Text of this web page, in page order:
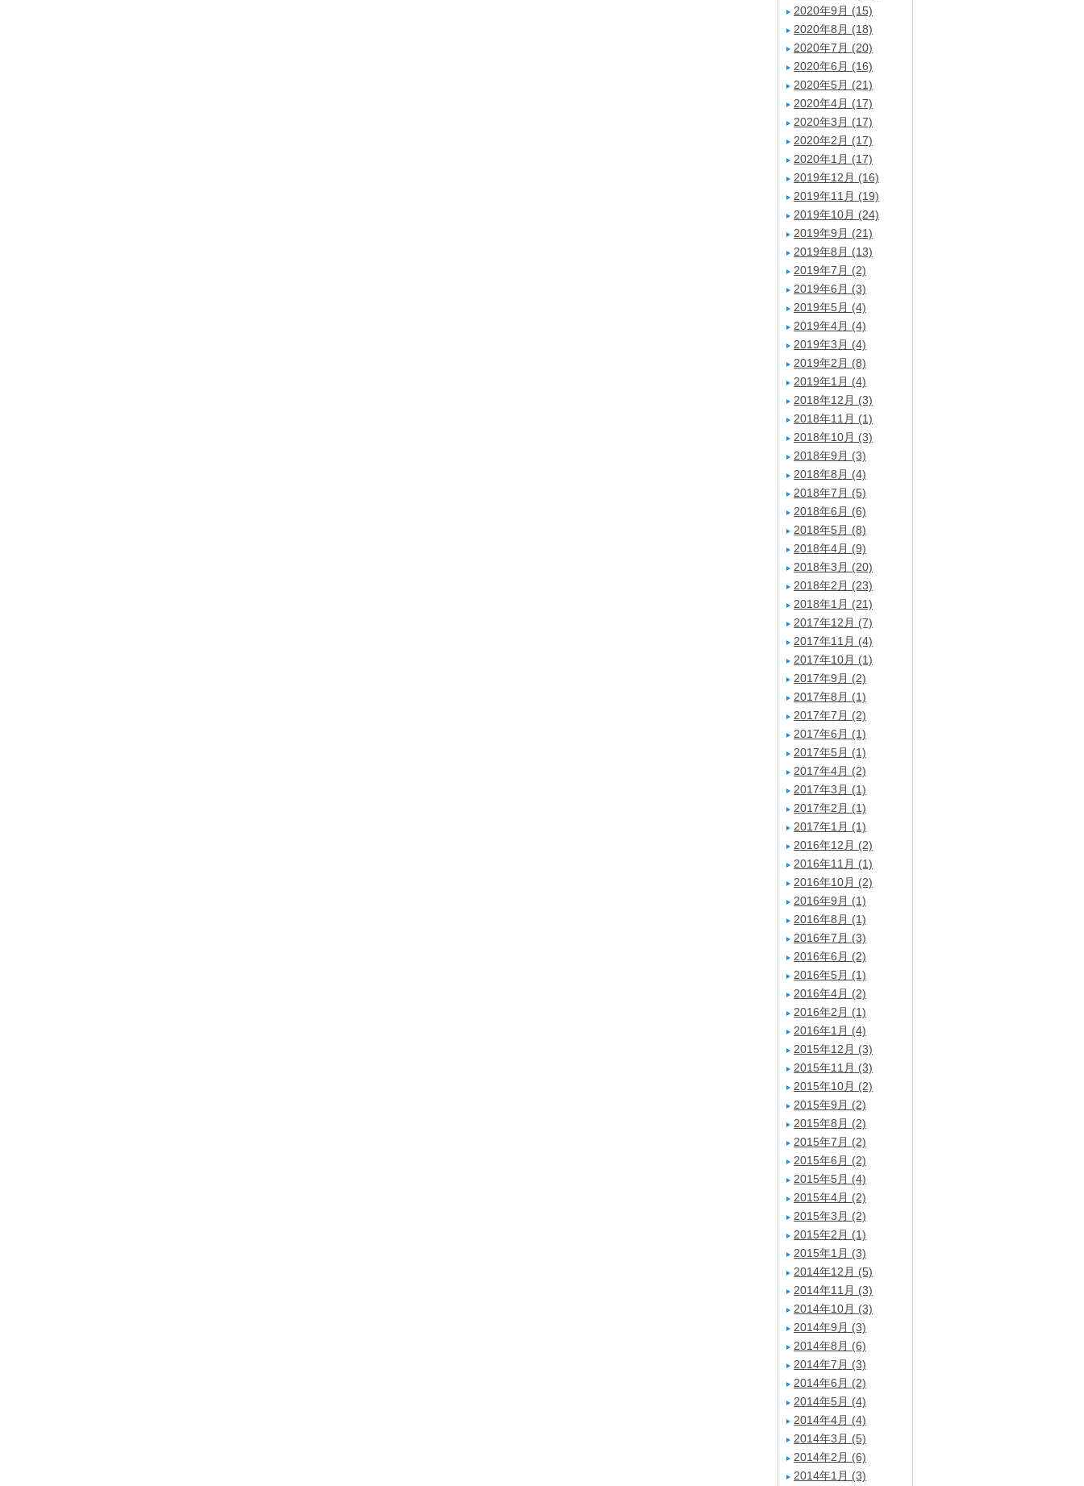
2020年9月 (15)
2020年8月 (18)
2020年7月 (20)
2020年6月 (16)
2020年5月 (21)
2020年4月 (17)
2020年3月 (17)
2020年2月 (17)
2020年1月 (17)
2019年12月 (16)
2019年11月 (19)
2019年10月 (24)
2019年9月 (21)
2019年8月 (13)
2019年7月 (2)
2019年6月 (3)
2019年5月 (4)
2019年4月 (4)
2019年3月 (4)
2019年2月 (8)
2019年1月 (4)
2018年12月 (3)
2018年11月 (1)
2018年10月 (3)
2018年9月 (3)
2018年8月 (4)
2018年7月 (5)
2018年6月 (6)
2018年5月 (8)
2018年4月 (9)
2018年3月 (20)
2018年2月 (23)
2018年1月 (21)
2017年12月 (7)
2017年11月 (4)
2017年10月 (1)
2017年9月 (2)
2017年8月 (1)
2017年7月 (2)
2017年6月 (1)
2017年5月 (1)
2017年4月 (2)
2017年3月 (1)
2017年2月 (1)
2017年1月 (1)
2016年12月 (2)
2016年11月 (1)
2016年10月 (2)
2016年9月 (1)
2016年8月 (1)
2016年7月 (3)
2016年6月 (2)
2016年5月 (1)
2016年4月 (2)
2016年2月 (1)
2016年1月 (4)
2015年12月 (3)
2015年11月 (3)
2015年10月 (2)
2015年9月 (2)
2015年8月 (2)
2015年7月 (2)
2015年6月 (2)
2015年5月 (4)
2015年4月 (2)
2015年3月 (2)
2015年2月 (1)
2015年1月 (3)
2014年12月 (5)
2014年11月 (3)
2014年10月 (3)
2014年9月 (3)
2014年8月 (6)
2014年7月 (3)
2014年6月 (2)
2014年5月 (4)
2014年4月 (4)
2014年3月 (5)
2014年2月 (6)
2014年1月 (3)